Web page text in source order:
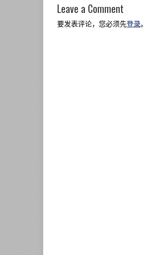
Leave a Comment
要发表评论，您必须先登录。